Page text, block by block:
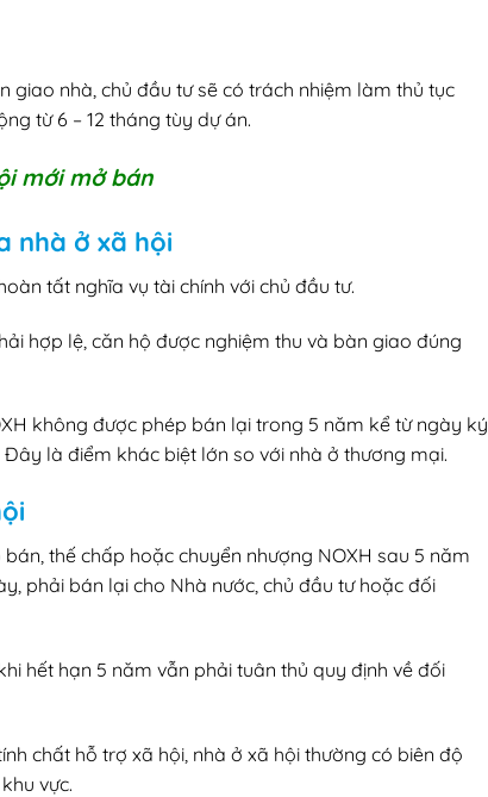
nhà, chủ đầu tư sẽ có trách nhiệm làm thủ tục
từ 6 – 12 tháng tùy dự án.
mới mở bán
nhà ở xã hội
tất nghĩa vụ tài chính với chủ đầu tư.
hợp lệ, căn hộ được nghiệm thu và bàn giao đúng
không được phép bán lại trong 5 năm kể từ ngày ký
là điểm khác biệt lớn so với nhà ở thương mại.
thế chấp hoặc chuyển nhượng NOXH sau 5 năm
phải bán lại cho Nhà nước, chủ đầu tư hoặc đối
hết hạn 5 năm vẫn phải tuân thủ quy định về đối
chất hỗ trợ xã hội, nhà ở xã hội thường có biên độ
vực.